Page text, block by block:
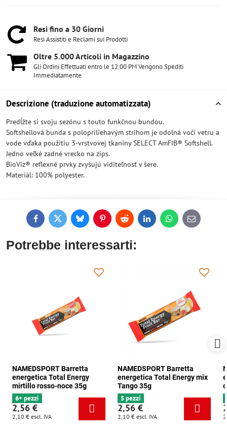
Resi fino a 30 Giorni
Resi Assistiti e Reclami sui Prodotti
Oltre 5​.000 Articoli in Magazzino
Gli Ordini Effettuati entro le 12:00 PM Vengono Spediti
Immediatamente
Descrizione (traduzione automatizzata)
Predĺžte si svoju sezónu s touto funkčnou bundou.
Softshellová bunda s polopriliehavým strihom je odolná voči vetru a
vode vďaka použitiu 3-vrstvovej tkaniny SELECT AmFIB® Softshell.
Jedno veľké zadné vrecko na zips.
BioViz® reflexné prvky zvyšujú viditeľnosť v šere.
Materiál: 100% polyester.
FacebookTwitterBlueskyPinterestReddit LinkedInWhatsApp
E-
mail
Potrebbe interessarti:
NAMEDSPORT Barretta
energetica Total Energy
mirtillo rosso-noce 35g
6+ pezzi
2,56 €
2,10 € escl. IVA
NAMEDSPORT Barretta
energetica Total Energy mix
Tango 35g
5 pezzi
2,56 €
2,10 € escl. IVA